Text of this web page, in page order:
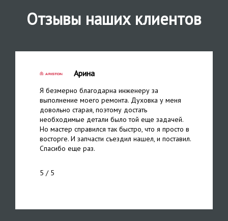
Отзывы наших клиентов
Арина
Я безмерно благодарна инженеру за
выполнение моего ремонта. Духовка у меня
довольно старая, поэтому достать
необходимые детали было той еще задачей.
Но мастер справился так быстро, что я просто в
восторге. И запчасти съездил нашел, и поставил.
Спасибо еще раз.
5 / 5